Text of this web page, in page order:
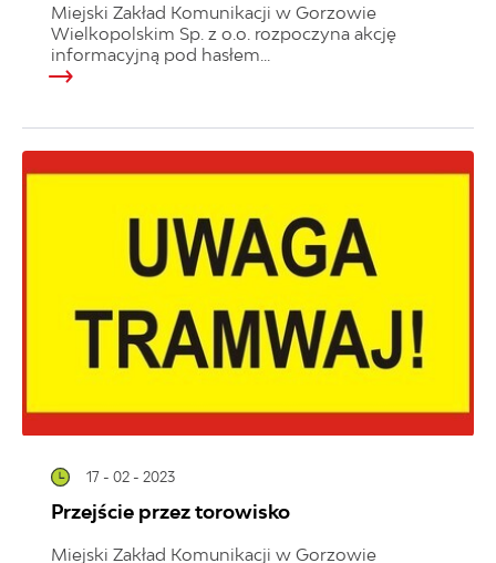
Miejski Zakład Komunikacji w Gorzowie
Wielkopolskim Sp. z o.o. rozpoczyna akcję
informacyjną pod hasłem...
17 - 02 - 2023
Przejście przez torowisko
Miejski Zakład Komunikacji w Gorzowie